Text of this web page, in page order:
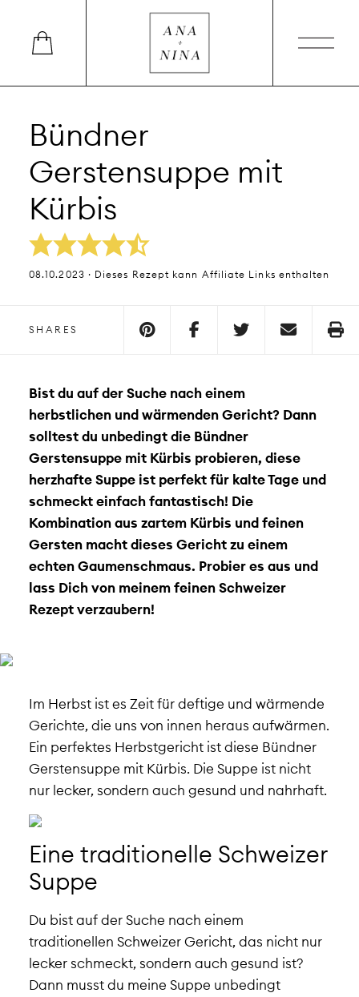
Bündner
Gerstensuppe mit
Kürbis
08.10.2023 · Dieses Rezept kann Affiliate Links enthalten
SHARES
Bist du auf der Suche nach einem
herbstlichen und wärmenden Gericht? Dann
solltest du unbedingt die Bündner
Gerstensuppe mit Kürbis probieren, diese
herzhafte Suppe ist perfekt für kalte Tage und
schmeckt einfach fantastisch! Die
Kombination aus zartem Kürbis und feinen
Gersten macht dieses Gericht zu einem
echten Gaumenschmaus. Probier es aus und
lass Dich von meinem feinen Schweizer
Rezept verzaubern!
Im Herbst ist es Zeit für deftige und wärmende
Gerichte, die uns von innen heraus aufwärmen.
Ein perfektes Herbstgericht ist diese Bündner
Gerstensuppe mit Kürbis. Die Suppe ist nicht
nur lecker, sondern auch gesund und nahrhaft.
Eine traditionelle Schweizer
Suppe
Du bist auf der Suche nach einem
traditionellen Schweizer Gericht, das nicht nur
lecker schmeckt, sondern auch gesund ist?
Dann musst du meine Suppe unbedingt